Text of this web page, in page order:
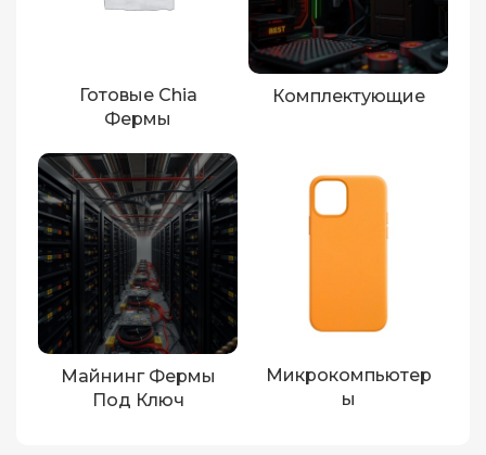
Готовые Chia
Фермы
Комплектующие
Майнинг Фермы
Под Ключ
Микрокомпьютер
Ы